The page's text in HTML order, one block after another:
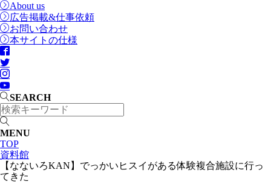
About us
広告掲載&仕事依頼
お問い合わせ
本サイトの仕様
SEARCH
MENU
TOP
資料館
【なないろKAN】でっかいヒスイがある体験複合施設に行っ
てきた